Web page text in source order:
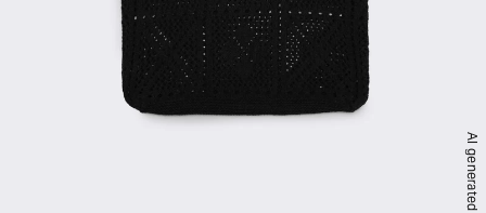
AI generated